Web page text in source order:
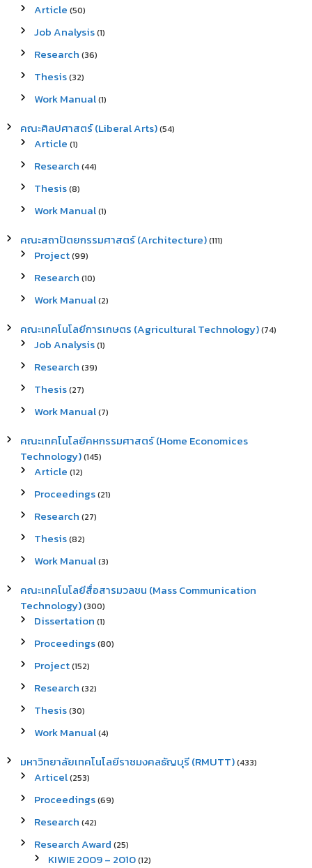
Article (50)
Job Analysis(1)
Research (36)
Thesis(32)
Work Manual(1)
คณะศิลปศาสตร์ (Liberal Arts)(54)
Article (1)
Research (44)
Thesis(8)
Work Manual(1)
คณะสถาปัตยกรรมศาสตร์ (Architecture)(111)
Project(99)
Research (10)
Work Manual(2)
คณะเทคโนโลยีการเกษตร (Agricultural Technology)(74)
Job Analysis(1)
Research (39)
Thesis(27)
Work Manual(7)
คณะเทคโนโลยีคหกรรมศาสตร์ (Home Economices
Technology)(145)
Article (12)
Proceedings(21)
Research (27)
Thesis(82)
Work Manual(3)
คณะเทคโนโลยีสื่อสารมวลชน (Mass Communication
Technology)(300)
Dissertation (1)
Proceedings(80)
Project(152)
Research (32)
Thesis(30)
Work Manual(4)
มหาวิทยาลัยเทคโนโลยีราชมงคลธัญบุรี (RMUTT)(433)
Articel(253)
Proceedings(69)
Research (42)
Research Award (25)
KIWIE 2009 – 2010(12)